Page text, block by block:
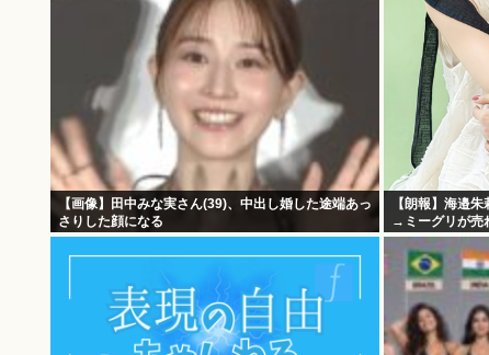
【画像】田中みな実さん(39)、中出し婚した途端あっ
さりした顔になる
【朗報】海邉
→ミーグリが売